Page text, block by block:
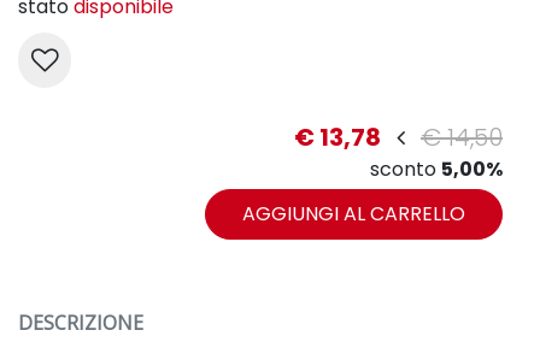
statodisponibile
€ 13,78 € 14,50
sconto 5,00%
AGGIUNGI AL CARRELLO
DESCRIZIONE